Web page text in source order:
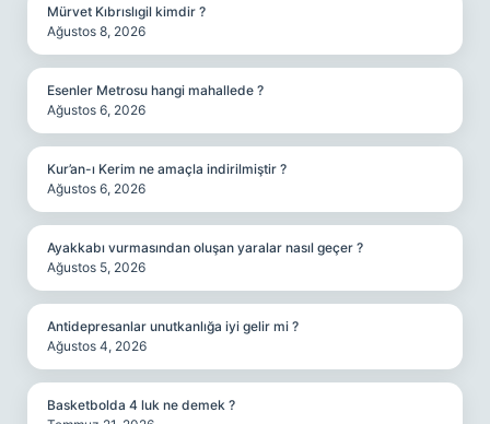
Mürvet Kıbrıslıgil kimdir ?
Ağustos 8, 2026
Esenler Metrosu hangi mahallede ?
Ağustos 6, 2026
Kur’an-ı Kerim ne amaçla indirilmiştir ?
Ağustos 6, 2026
Ayakkabı vurmasından oluşan yaralar nasıl geçer ?
Ağustos 5, 2026
Antidepresanlar unutkanlığa iyi gelir mi ?
Ağustos 4, 2026
Basketbolda 4 luk ne demek ?